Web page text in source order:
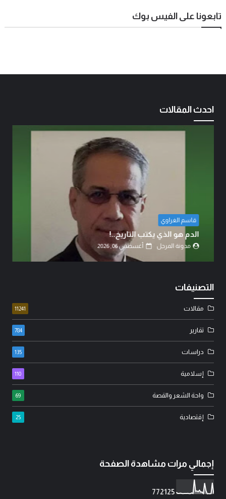
تابعونا على الفيس بوك
احدث المقالات
قاسم الغراوي
الدم هو الذي يكتب التاريخ..!
مدونة المرجل أغسطس 06, 2026
التصنيفات
مقالات 11241
تقارير 784
دراسات 135
إسلامية 110
واحة الشعر والقصة 69
إقتصادية 25
إجمالي مرات مشاهدة الصفحة
772125